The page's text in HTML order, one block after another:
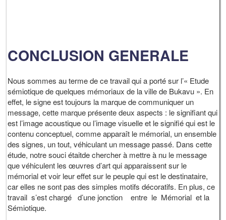
CONCLUSION GENERALE
Nous sommes au terme de ce travail qui a porté sur l’« Etude
sémiotique de quelques mémoriaux de la ville de Bukavu ». En
effet, le signe est toujours la marque de communiquer un
message, cette marque présente deux aspects : le signifiant qui
est l’image acoustique ou l’image visuelle et le signifié qui est le
contenu conceptuel, comme apparaît le mémorial, un ensemble
des signes, un tout, véhiculant un message passé. Dans cette
étude, notre souci étaitde chercher à mettre à nu le message
que véhiculent les œuvres d’art qui apparaissent sur le
mémorial et voir leur effet sur le peuple qui est le destinataire,
car elles ne sont pas des simples motifs décoratifs. En plus, ce
travail s’est chargé d’une jonction entre le Mémorial et la
Sémiotique.